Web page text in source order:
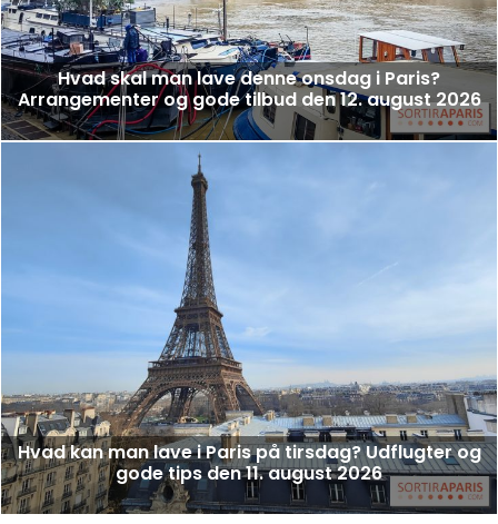
Hvad skal man lave denne onsdag i Paris?
Arrangementer og gode tilbud den 12. august 2026
Hvad kan man lave i Paris på tirsdag? Udflugter og
gode tips den 11. august 2026